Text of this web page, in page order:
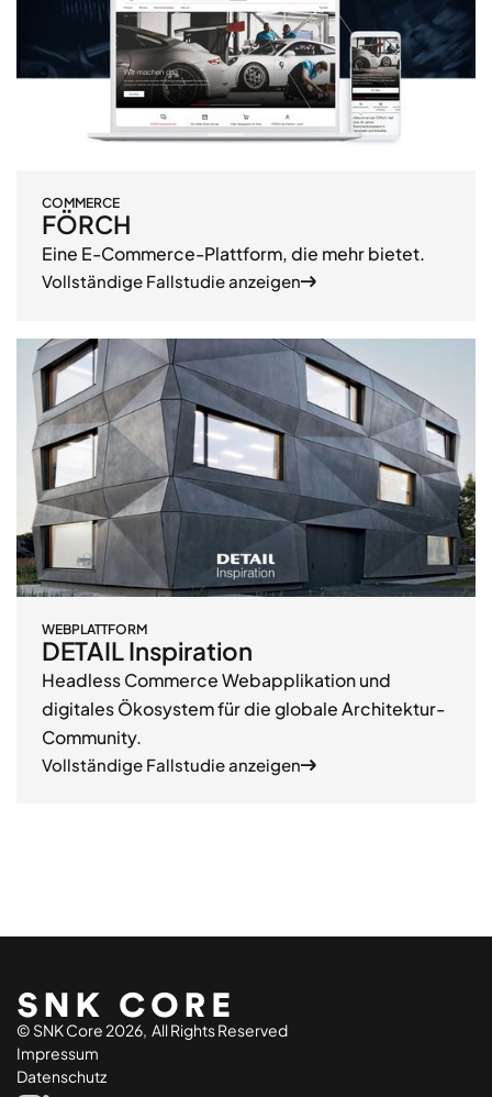
COMMERCE
FÖRCH
Eine E-Commerce-Plattform, die mehr bietet.
Vollständige Fallstudie anzeigen
WEBPLATTFORM
DETAIL Inspiration
Headless Commerce Webapplikation und
digitales Ökosystem für die globale Architektur-
Community.
Vollständige Fallstudie anzeigen
© SNK Core 2026, All Rights Reserved
Impressum
Datenschutz